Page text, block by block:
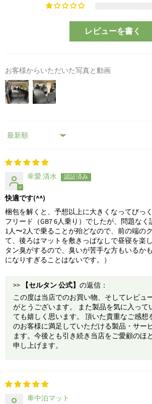
レビューを書く
お客様からいただいた写真と動画
Sort by
幸愛 清水
快適です(^^)
梱包を解くと、予想以上に大きくなってびっ
フリード（GB7 6人乗り）でしたが、問題な
1人〜2人で乗ることが殆どなので、前の端の
て、後ろはマットを敷きっぱなしで昼寝を楽
タン臭がするので、臭いが苦手な方もいるか
になりすぎることはないです。）
>> 【セルタン 公式】 の返信：
この度は当店でのお買い物、そしてレビュ
がとうございます。 また製品を気に入って
ても嬉しく思います。 頂いた貴重なご感想
のお客様に満足していただける製品・サー
ます。今後とも引き続き当店をご愛顧のほ
申し上げます。
車中泊マット